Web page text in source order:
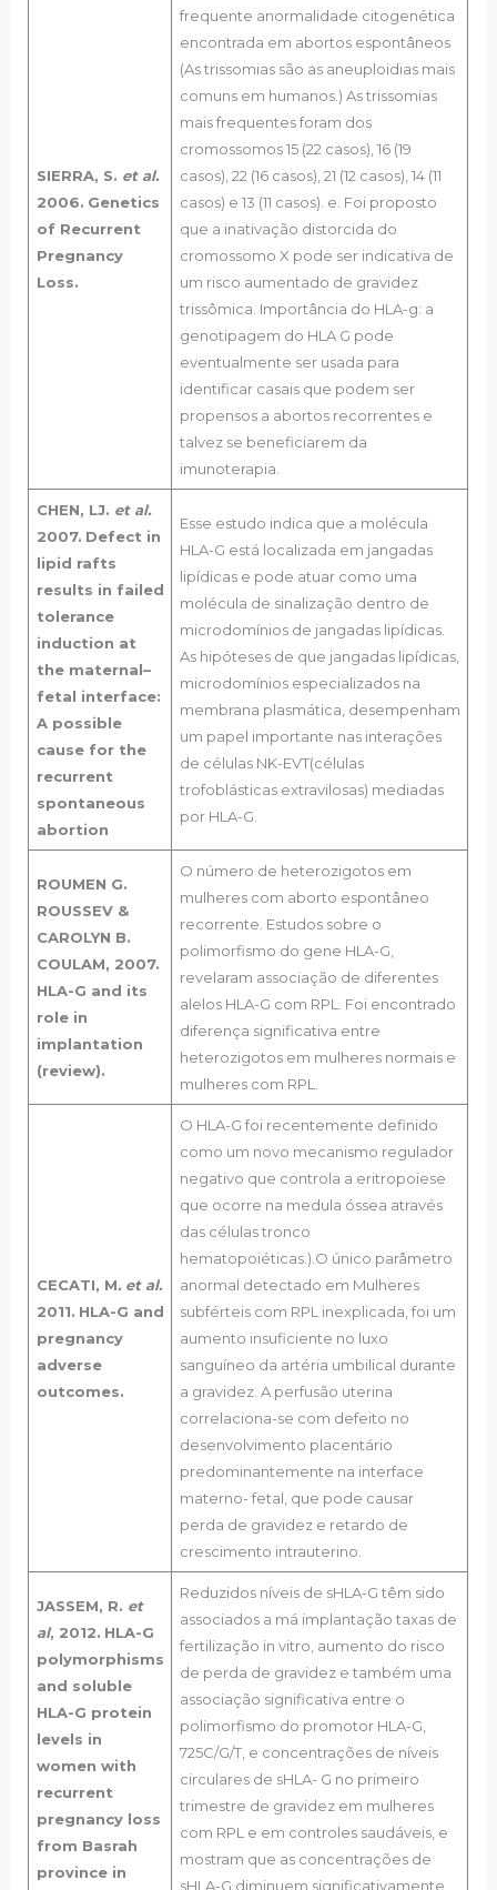
SIERRA, S. et al.
2006. Genetics
of Recurrent
Pregnancy
Loss.
frequente anormalidade citogenética
encontrada em abortos espontâneos
(As trissomias são as aneuploidias mais
comuns em humanos.) As trissomias
mais frequentes foram dos
cromossomos 15 (22 casos), 16 (19
casos), 22 (16 casos), 21 (12 casos), 14 (11
casos) e 13 (11 casos). e. Foi proposto
que a inativação distorcida do
cromossomo X pode ser indicativa de
um risco aumentado de gravidez
trissômica. Importância do HLA-g: a
genotipagem do HLA G pode
eventualmente ser usada para
identificar casais que podem ser
propensos a abortos recorrentes e
talvez se beneficiarem da
imunoterapia.
CHEN, LJ. et al.
2007. Defect in
lipid rafts
results in failed
tolerance
induction at
the maternal–
fetal interface:
A possible
cause for the
recurrent
spontaneous
abortion
Esse estudo indica que a molécula
HLA-G está localizada em jangadas
lipídicas e pode atuar como uma
molécula de sinalização dentro de
microdomínios de jangadas lipídicas.
As hipóteses de que jangadas lipídicas,
microdomínios especializados na
membrana plasmática, desempenham
um papel importante nas interações
de células NK-EVT(células
trofoblásticas extravilosas) mediadas
por HLA-G.
ROUMEN G.
ROUSSEV &
CAROLYN B.
COULAM, 2007.
HLA-G and its
role in
implantation
(review).
O número de heterozigotos em
mulheres com aborto espontâneo
recorrente. Estudos sobre o
polimorfismo do gene HLA-G,
revelaram associação de diferentes
alelos HLA-G com RPL. Foi encontrado
diferença significativa entre
heterozigotos em mulheres normais e
mulheres com RPL.
CECATI, M. et al.
2011. HLA-G and
pregnancy
adverse
outcomes.
O HLA-G foi recentemente definido
como um novo mecanismo regulador
negativo que controla a eritropoiese
que ocorre na medula óssea através
das células tronco
hematopoiéticas.).O único parâmetro
anormal detectado em Mulheres
subférteis com RPL inexplicada, foi um
aumento insuficiente no luxo
sanguíneo da artéria umbilical durante
a gravidez. A perfusão uterina
correlaciona-se com defeito no
desenvolvimento placentário
predominantemente na interface
materno- fetal, que pode causar
perda de gravidez e retardo de
crescimento intrauterino.
JASSEM, R. et
al, 2012. HLA-G
polymorphisms
and soluble
HLA-G protein
levels in
women with
recurrent
pregnancy loss
from Basrah
province in
Reduzidos níveis de sHLA-G têm sido
associados a má implantação taxas de
fertilização in vitro, aumento do risco
de perda de gravidez e também uma
associação significativa entre o
polimorfismo do promotor HLA-G,
725C/G/T, e concentrações de níveis
circulares de sHLA- G no primeiro
trimestre de gravidez em mulheres
com RPL e em controles saudáveis, e
mostram que as concentrações de
sHLA-G diminuem significativamente